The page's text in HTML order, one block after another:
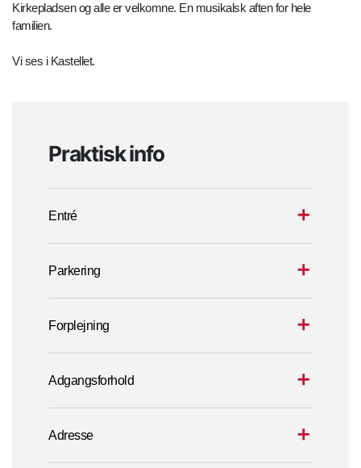
Kirkepladsen og alle er velkomne. En musikalsk aften for hele
familien.
Vi ses i Kastellet.
Praktisk info
Entré
Parkering
Forplejning
Adgangsforhold
Adresse